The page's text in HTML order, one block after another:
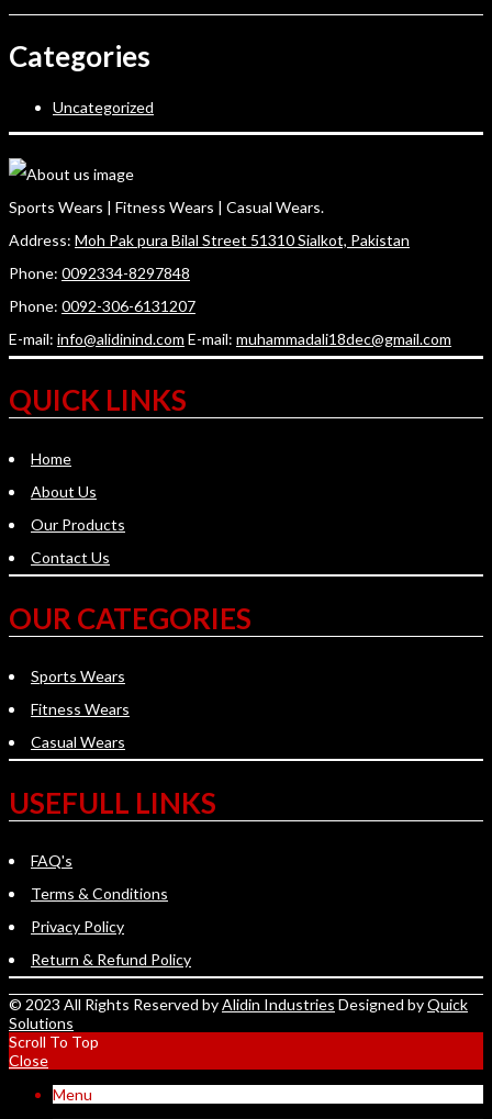
Categories
Uncategorized
Sports Wears | Fitness Wears | Casual Wears.
Address: Moh Pak pura Bilal Street 51310 Sialkot, Pakistan
Phone: 0092334-8297848
Phone: 0092-306-6131207
E-mail: info@alidinind.com E-mail: muhammadali18dec@gmail.com
QUICK LINKS
Home
About Us
Our Products
Contact Us
OUR CATEGORIES
Sports Wears
Fitness Wears
Casual Wears
USEFULL LINKS
FAQ's
Terms & Conditions
Privacy Policy
Return & Refund Policy
© 2023 All Rights Reserved byAlidin Industries Designed byQuick
Solutions
Scroll To Top
Close
Menu